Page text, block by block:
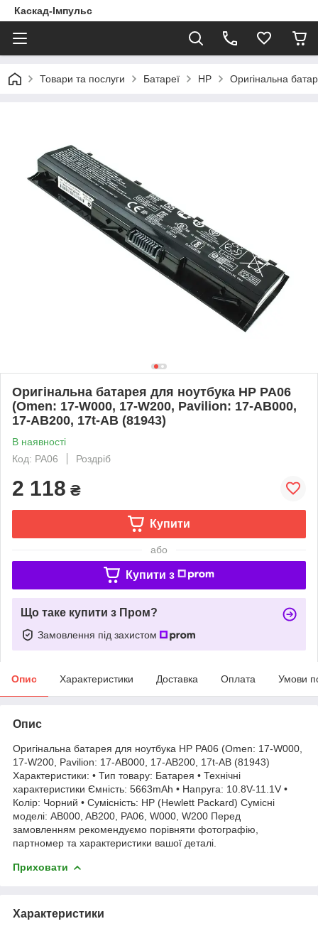
Каскад-Імпульс
Товари та послуги Батареї HP Оригінальна
Оригінальна батарея для ноутбука HP PA06
(Omen: 17-W000, 17-W200, Pavilion: 17-AB000,
17-AB200, 17t-AB (81943)
В наявності
Код: PA06
Роздріб
2 118 ₴
Купити
або
Купити з
Що таке купити з Пром?
Замовлення під захистом
Опис Характеристики Доставка Оплата Умови
Опис
Оригінальна батарея для ноутбука HP PA06 (Omen: 17-W000,
17-W200, Pavilion: 17-AB000, 17-AB200, 17t-AB (81943)
Характеристики: • Тип товару: Батарея • Технічні
характеристики Ємність: 5663mAh • Напруга: 10.8V-11.1V •
Колір: Чорний • Сумісність: HP (Hewlett Packard) Сумісні
моделі: AB000, AB200, PA06, W000, W200 Перед
замовленням рекомендуємо порівняти фотографію,
партномер та характеристики вашої деталі.
Приховати
Характеристики